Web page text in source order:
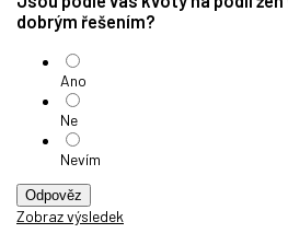
dobrým řešením?
Ano
Ne
Nevím
Odpověz
Zobraz výsledek